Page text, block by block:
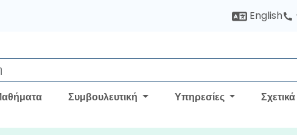
English
Συμβουλευτική Υπηρεσίες